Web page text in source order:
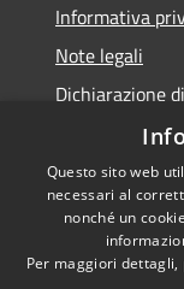
Informativa
Note legali
Dichiarazione
Accessibilità
Privacy
Questo sito web
necessari al
nonché un
Per maggiori dettagli,